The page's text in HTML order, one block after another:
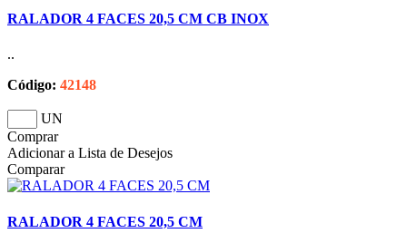
RALADOR 4 FACES 20,5 CM CB INOX
..
Código: 42148
UN
Comprar
Adicionar a Lista de Desejos
Comparar
RALADOR 4 FACES 20,5 CM